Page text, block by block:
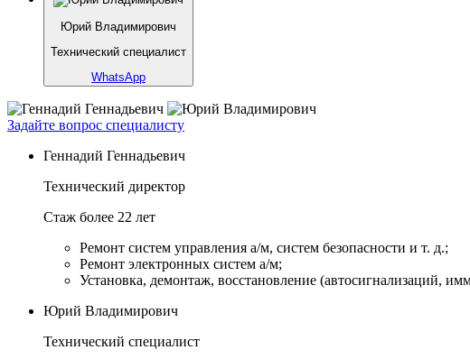
Юрий Владимирович
Технический специалист
WhatsApp
Задайте вопрос специалисту
Геннадий Геннадьевич
Технический директор
Стаж более 22 лет
Ремонт систем управления а/м, систем безопасности и т. д.;
Ремонт электронных систем а/м;
Установка, демонтаж, восстановление (автосигнализаций,
Юрий Владимирович
Технический специалист